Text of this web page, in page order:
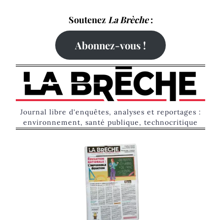
Soutenez La Brèche:
Abonnez-vous !
Journal libre d'enquêtes, analyses et reportages :
environnement, santé publique, technocritique